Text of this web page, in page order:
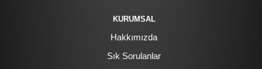
KURUMSAL
Hakkımızda
Sık Sorulanlar